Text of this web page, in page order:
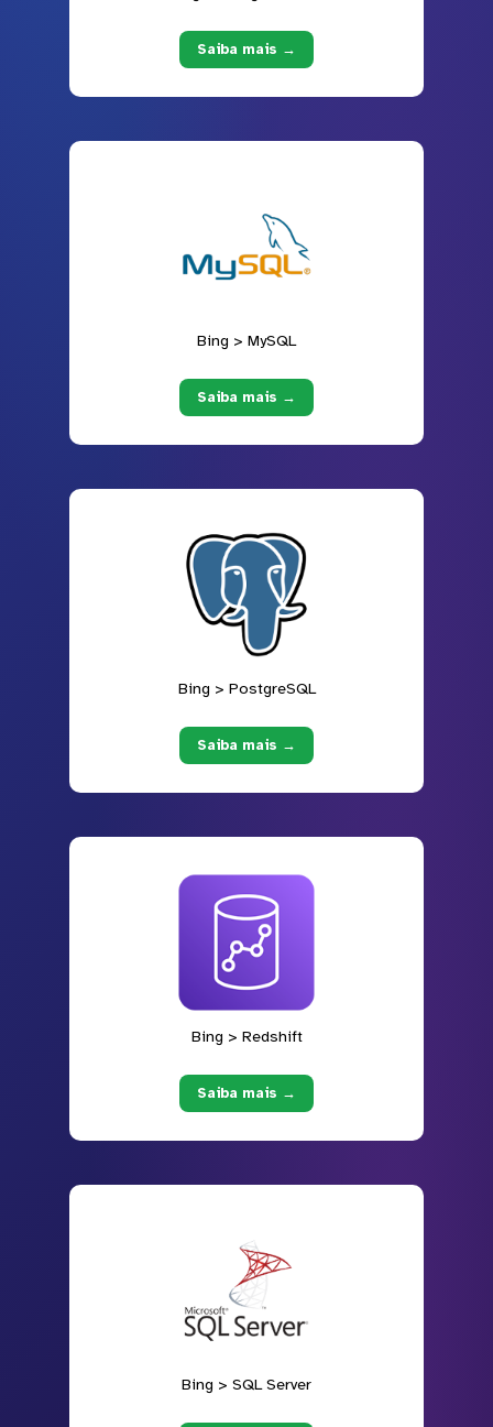
Saiba mais →
Bing > MySQL
Saiba mais →
Bing > PostgreSQL
Saiba mais →
Bing > Redshift
Saiba mais →
Bing > SQL Server